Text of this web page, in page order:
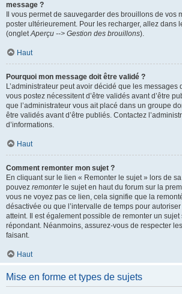
message ?
Il vous permet de sauvegarder des brouillons de vos
poster ultérieurement. Pour les recharger, allez dans
(ongletAperçu --> Gestion des brouillons).
Haut
Pourquoi mon message doit être validé ?
L’administrateur peut avoir décidé que les messages
vous postez nécessitent d’être validés avant d’être
que l’administrateur vous ait placé dans un groupe
être validés avant d’être publiés. Contactez
d’informations.
Haut
Comment remonter mon sujet ?
En cliquant sur le lien « Remonter le sujet » lors de
pouvez remonterle sujet en haut du forum sur la
vous ne voyez pas ce lien, cela signifie que la
désactivée ou que l’intervalle de temps pour
atteint. Il est également possible de remonter un
répondant. Néanmoins, assurez-vous de respecter
faisant.
Haut
Mise en forme et types de sujets